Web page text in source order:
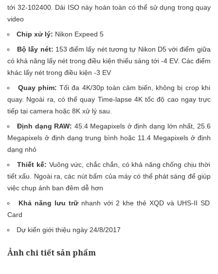
tới 32-102400. Dải ISO này hoàn toàn có thể sử dụng trong quay
video
Chip xử lý: Nikon Expeed 5
Bộ lấy nét: 153 điểm lấy nét tương tự Nikon D5 với điểm giữa
có khả năng lấy nét trong điều kiện thiếu sáng tới -4 EV. Các điểm
khác lấy nét trong điều kiện -3 EV
Quay phim: Tối đa 4K/30p toàn cảm biến, không bị crop khi
quay. Ngoài ra, có thể quay Time-lapse 4K tốc độ cao ngay trực
tiếp tại camera hoặc 8K xử lý sau.
Định dạng RAW: 45.4 Megapixels ở định dạng lớn nhất, 25.6
Megapixels ở định dạng trung bình hoặc 11.4 Megapixels ở định
dạng nhỏ
Thiết kế: Vuông vức, chắc chắn, có khả năng chống chịu thời
tiết xấu. Ngoài ra, các nút bấm của máy có thể phát sáng để giúp
việc chụp ảnh ban đêm dễ hơn
Khả năng lưu trữnhanh với 2 khe thẻ XQD và UHS-II SD
Card
Dự kiến giới thiệu ngày 24/8/2017
Ảnh chi tiết sản phẩm